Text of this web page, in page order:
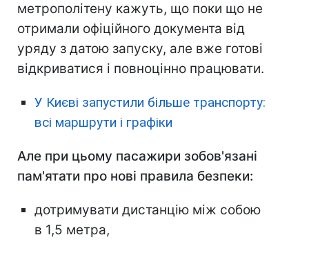
метрополітену кажуть, що поки що не
отримали офіційного документа від
уряду з датою запуску, але вже готові
відкриватися і повноцінно працювати.
У Києві запустили більше транспорту:
всі маршрути і графіки
Але при цьому пасажири зобов'язані
пам'ятати про нові правила безпеки:
дотримувати дистанцію між собою
в 1,5 метра,